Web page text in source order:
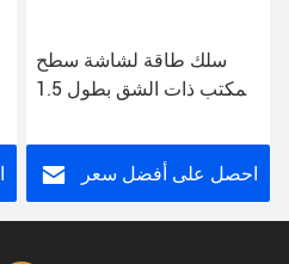
سلك طاقة لشاشة سطح
المكتب ذات الشق بطول 1.5
احصل على أفضل سعر